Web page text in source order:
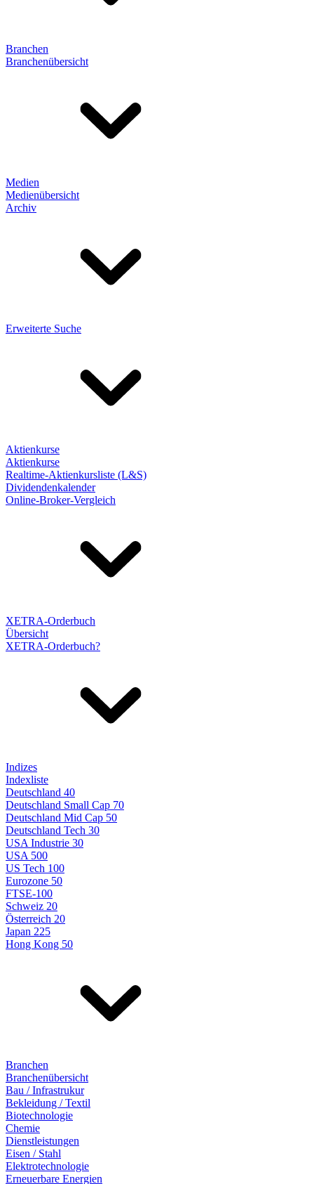
Branchen
Branchenübersicht
Medien
Medienübersicht
Archiv
Erweiterte Suche
Aktienkurse
Aktienkurse
Realtime-Aktienkursliste (L&S)
Dividendenkalender
Online-Broker-Vergleich
XETRA-Orderbuch
Übersicht
XETRA-Orderbuch?
Indizes
Indexliste
Deutschland 40
Deutschland Small Cap 70
Deutschland Mid Cap 50
Deutschland Tech 30
USA Industrie 30
USA 500
US Tech 100
Eurozone 50
FTSE-100
Schweiz 20
Österreich 20
Japan 225
Hong Kong 50
Branchen
Branchenübersicht
Bau / Infrastrukur
Bekleidung / Textil
Biotechnologie
Chemie
Dienstleistungen
Eisen / Stahl
Elektrotechnologie
Erneuerbare Energien